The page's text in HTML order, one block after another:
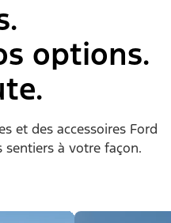
options.
et des accessoires Ford
à votre façon.